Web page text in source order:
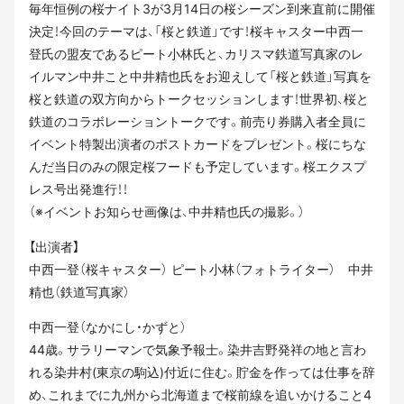
毎年恒例の桜ナイト3が3月14日の桜シーズン到来直前に開催
決定！今回のテーマは、「桜と鉄道」です！桜キャスター中西一
登氏の盟友であるピート小林氏と、カリスマ鉄道写真家のレ
イルマン中井こと中井精也氏をお迎えして「桜と鉄道」写真を
桜と鉄道の双方向からトークセッションします！世界初、桜と
鉄道のコラボレーショントークです。前売り券購入者全員に
イベント特製出演者のポストカードをプレゼント。桜にちな
んだ当日のみの限定桜フードも予定しています。桜エクスプ
レス号出発進行！！
（※イベントお知らせ画像は、中井精也氏の撮影。）
【出演者】
中西一登（桜キャスター） ピート小林（フォトライター） 中井
精也（鉄道写真家）
中西一登（なかにし・かずと）
44歳。サラリーマンで気象予報士。染井吉野発祥の地と言わ
れる染井村(東京の駒込)付近に住む。貯金を作っては仕事を辞
め、これまでに九州から北海道まで桜前線を追いかけること4